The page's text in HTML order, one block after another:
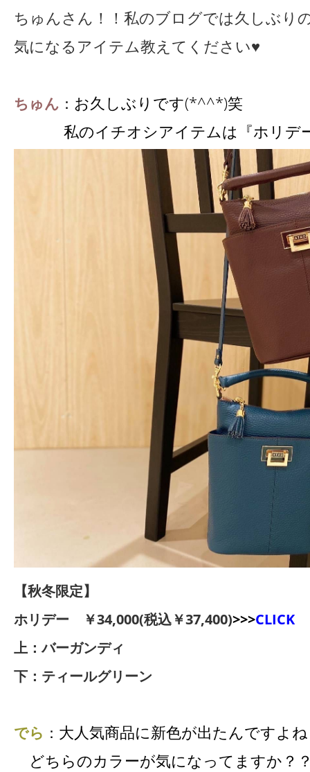
ちゅんさん！！私のブログでは久しぶり
気になるアイテム教えてください♥
ちゅん ： お久しぶりです(*^^*)笑
私のイチオシアイテムは『ホリデ
【秋冬限定】
ホリデー ￥34,000(税込￥37,400)>>>CLICK
上：バーガンディ
下：ティールグリーン
でら ： 大人気商品に新色が出たんですよ
どちらのカラーが気になってますか？